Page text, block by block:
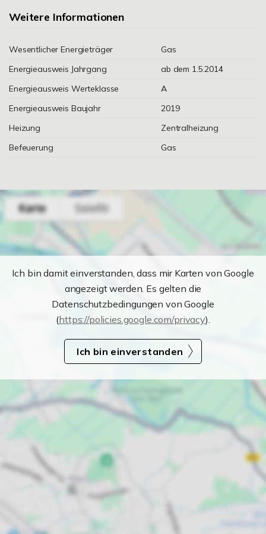
Weitere Informationen
Wesentlicher Energieträger
Gas
Energieausweis Jahrgang
ab dem 1.5.2014
Energieausweis Werteklasse
A
Energieausweis Baujahr
2019
Heizung
Zentralheizung
Befeuerung
Gas
Ich bin damit einverstanden, dass mir Karten von Google
angezeigt werden. Es gelten die
Datenschutzbedingungen von Google
(https://policies.google.com/privacy).
Ich bin einverstanden